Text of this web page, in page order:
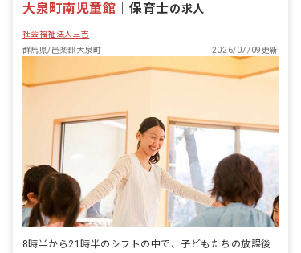
大泉町南児童館 ｜保育士の求人
社会福祉法人三吉
群馬県/邑楽郡大泉町
2026/07/09更新
8時半から21時半のシフトの中で、子どもたちの放課後から夜までの時間を見守る児童館の仕事です。